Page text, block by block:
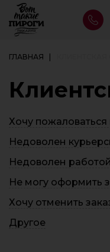
ГЛАВНАЯ
Хочу пожаловаться
Недоволен
Недоволен
Не могу оформить
Хочу отменить
Другое